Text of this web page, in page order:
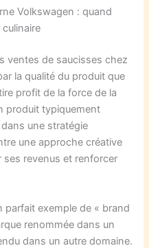
Volkswagen : quand
culinaire
ventes de saucisses chez
la qualité du produit que
profit de la force de la
produit typiquement
une stratégie
une approche créative
revenus et renforcer
exemple de « brand
renommée dans un
dans un autre domaine.